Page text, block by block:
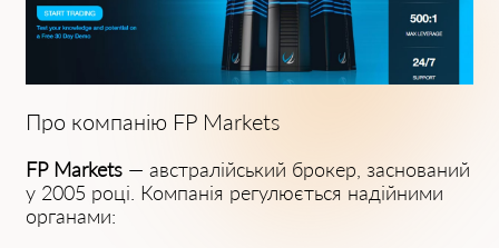
Про компанію FP Mаrkets
FP Mаrkets — австралійський брокер, заснований
у 2005 році. Компанія регулюється надійними
органами: